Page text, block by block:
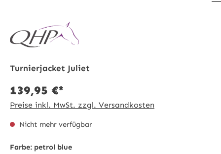
Turnierjacket Juliet
139,95 €*
Preise inkl. MwSt. zzgl. Versandkosten
Nicht mehr verfügbar
Farbe: petrol blue